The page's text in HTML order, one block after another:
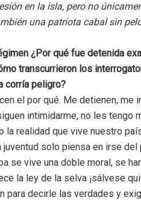
en la isla, pero no
una patriota cabal sin
¿Por qué fue detenida
transcurrieron los
corría peligro?
el por qué. Me detienen, me
intimidarme, no les tengo
la realidad que vive nuestro
solo piensa en irse
se vive una doble moral, se
la ley de la selva ¡sálvese
para decirle las verdades y